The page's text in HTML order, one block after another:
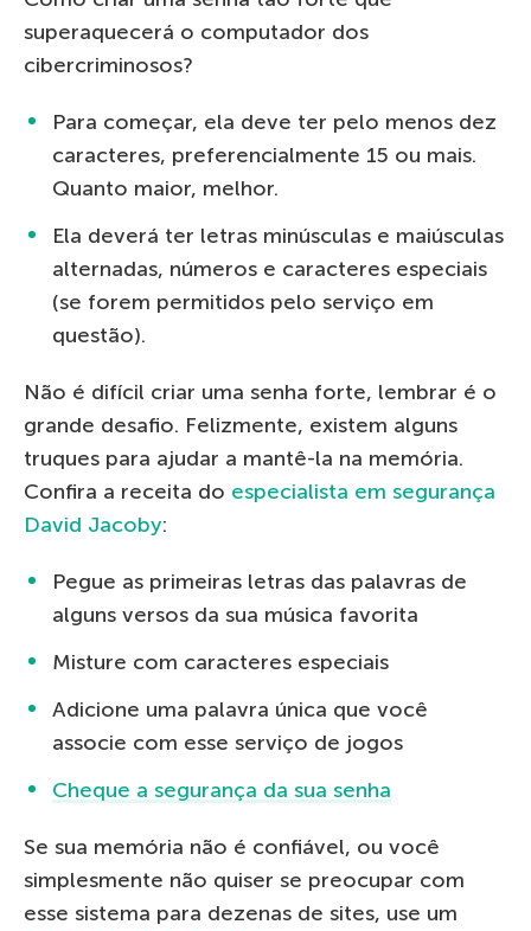
superaquecerá o computador dos
cibercriminosos?
Para começar, ela deve ter pelo menos dez
caracteres, preferencialmente 15 ou mais.
Quanto maior, melhor.
Ela deverá ter letras minúsculas e maiúsculas
alternadas, números e caracteres especiais
(se forem permitidos pelo serviço em
questão).
Não é difícil criar uma senha forte, lembrar é o
grande desafio. Felizmente, existem alguns
truques para ajudar a mantê-la na memória.
Confira a receita do especialista em segurança
David Jacoby:
Pegue as primeiras letras das palavras de
alguns versos da sua música favorita
Misture com caracteres especiais
Adicione uma palavra única que você
associe com esse serviço de jogos
Cheque a segurança da sua senha
Se sua memória não é confiável, ou você
simplesmente não quiser se preocupar com
esse sistema para dezenas de sites, use um